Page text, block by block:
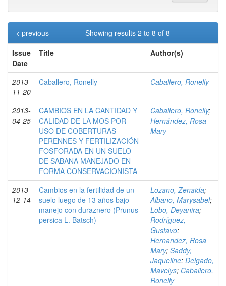
Showing results 2 to 8 of 8
< previous
Issue
Date
Title Author(s)
2013-
11-20
Caballero, Ronelly Caballero, Ronelly
2013-
04-25
CAMBIOS EN LA CANTIDAD Y
CALIDAD DE LA MOS POR
USO DE COBERTURAS
PERENNES Y FERTILIZACIÓN
FOSFORADA EN UN SUELO
DE SABANA MANEJADO EN
FORMA CONSERVACIONISTA
Caballero, Ronelly;
Hernández, Rosa
Mary
2013-
12-14
Cambios en la fertilidad de un
suelo luego de 13 años bajo
manejo con duraznero (Prunus
persica L. Batsch)
Lozano, Zenaida;
Albano, Marysabel;
Lobo, Deyanira;
Rodríguez,
Gustavo;
Hernandez, Rosa
Mary; Saddy,
Jaqueline; Delgado,
Mavelys; Caballero,
Ronelly